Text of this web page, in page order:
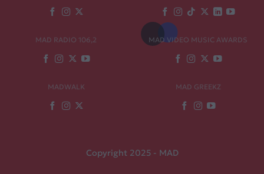
MAD RADIO 106,2 MAD VIDEO MUSIC AWARDS
MADWALK MAD GREEKZ
Copyright 2025 - MAD